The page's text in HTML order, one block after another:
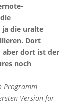
ja die uralte
Dort
aber dort ist der
noch
Programm
Version für